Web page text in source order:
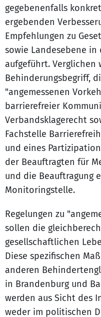
gegebenenfalls
ergebenden
Empfehlungen zu
sowie Landesebene in
aufgeführt. Verglichen
Behinderungsbegriff,
"angemessenen
barrierefreier
Verbandsklagerecht
Fachstelle
und eines
der Beauftragten für
und die Beauftragung
Monitoringstelle.
Regelungen zu
sollen die
gesellschaftlichen
Diese spezifischen
anderen
in Brandenburg und
werden aus Sicht des
weder im politischen